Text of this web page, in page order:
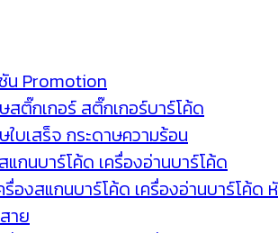
น Promotion
สติ๊กเกอร์ สติ๊กเกอร์บาร์โค้ด
ใบเสร็จ กระดาษความร้อน
แกนบาร์โค้ด เครื่องอ่านบาร์โค้ด
รื่องสแกนบาร์โค้ด เครื่องอ่านบาร์โค้ด
าย